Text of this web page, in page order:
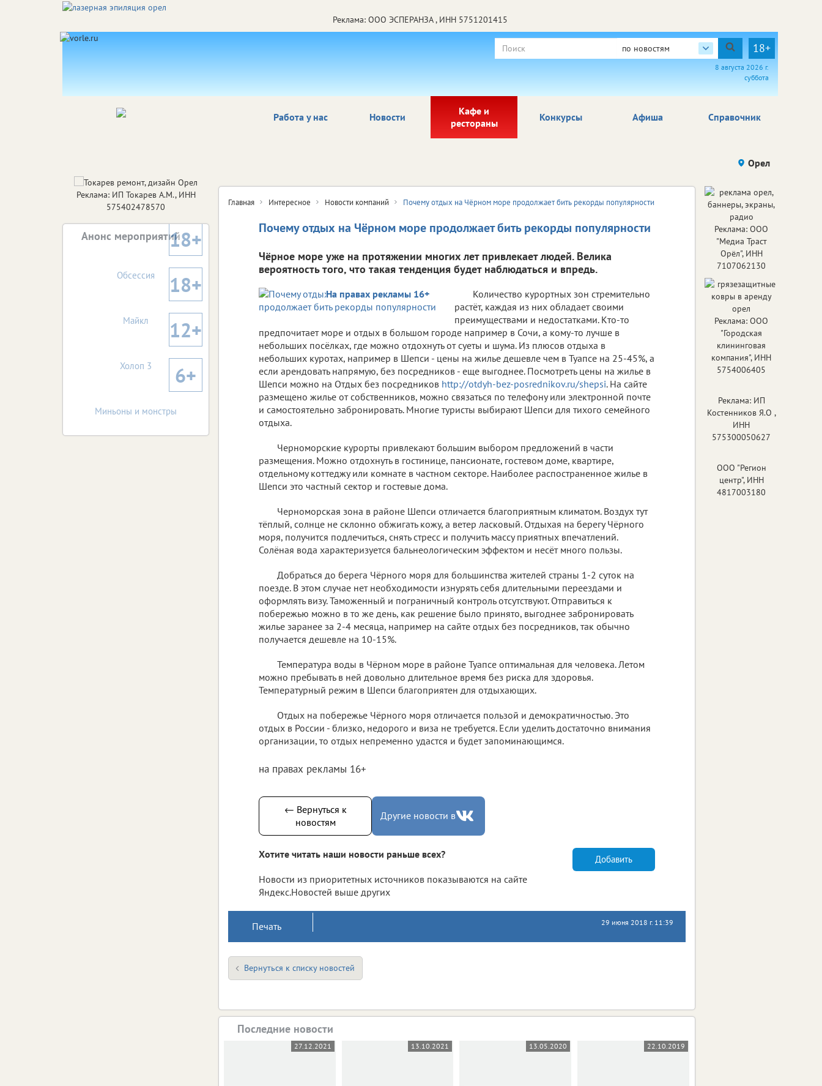
Реклама: ООО ЭСПЕРАНЗА , ИНН 5751201415
по новостям 18+
8 августа 2026 г.
суббота
Работа у нас Новости
Кафе и
рестораны
Афиша Справочник
Конкурсы
Орел
Главная Интересное Новости компаний Почему отдых на Чёрном море продолжает бить рекорды популярности
Почему отдых на Чёрном море продолжает бить рекорды популярности
Чёрное море уже на протяжении многих лет привлекает людей. Велика
вероятность того, что такая тенденция будет наблюдаться и впредь.
На правах рекламы 16+
Количество курортных зон стремительно
растёт, каждая из них обладает своими
преимуществами и недостатками. Кто-то
предпочитает море и отдых в большом городе например в Сочи, а кому-то лучше в
небольших посёлках, где можно отдохнуть от суеты и шума. Из плюсов отдыха в
небольших куротах, например в Шепси - цены на жилье дешевле чем в Туапсе на 25-45%, а
если арендовать напрямую, без посредников - еще выгоднее. Посмотреть цены на жилье в
Шепси можно на Отдых без посредников http://otdyh-bez-posrednikov.ru/shepsi. На сайте
размещено жилье от собственников, можно связаться по телефону или электронной почте
и самостоятельно забронировать. Многие туристы выбирают Шепси для тихого семейного
отдыха.
Черноморские курорты привлекают большим выбором предложений в части
размещения. Можно отдохнуть в гостинице, пансионате, гостевом доме, квартире,
отдельному коттеджу или комнате в частном секторе. Наиболее распостраненное жилье в
Шепси это частный сектор и гостевые дома.
Черноморская зона в районе Шепси отличается благоприятным климатом. Воздух тут
тёплый, солнце не склонно обжигать кожу, а ветер ласковый. Отдыхая на берегу Чёрного
моря, получится подлечиться, снять стресс и получить массу приятных впечатлений.
Солёная вода характеризуется бальнеологическим эффектом и несёт много пользы.
Добраться до берега Чёрного моря для большинства жителей страны 1-2 суток на
поезде. В этом случае нет необходимости изнурять себя длительными переездами и
оформлять визу. Таможенный и пограничный контроль отсутствуют. Отправиться к
побережью можно в то же день, как решение было принято, выгоднее забронировать
жилье заранее за 2-4 месяца, например на сайте отдых без посредников, так обычно
получается дешевле на 10-15%.
Температура воды в Чёрном море в районе Туапсе оптимальная для человека. Летом
можно пребывать в ней довольно длительное время без риска для здоровья.
Температурный режим в Шепси благоприятен для отдыхающих.
Отдых на побережье Чёрного моря отличается пользой и демократичностью. Это
отдых в России - близко, недорого и виза не требуется. Если уделить достаточно внимания
организации, то отдых непременно удастся и будет запоминающимся.
на правах рекламы 16+
← Вернуться к
новостям
Другие новости в
Хотите читать наши новости раньше всех?
Новости из приоритетных источников показываются на сайте
Яндекс.Новостей выше других
Добавить
Печать 29 июня 2018 г. 11:39
Вернуться к списку новостей
Последние новости
27.12.2021 13.10.2021 13.05.2020 22.10.2019
Реклама: ИП Токарев А.М., ИНН
575402478570
Анонс мероприятий18+
Обсессия 18+
Майкл 12+
Холоп 3 6+
Миньоны и монстры
Реклама: ООО
"Медиа Траст
Орёл", ИНН
7107062130
Реклама: ООО
"Городская
клининговая
компания", ИНН
5754006405
Реклама: ИП
Костенников Я.О ,
ИНН
575300050627
ООО "Регион
центр", ИНН
4817003180